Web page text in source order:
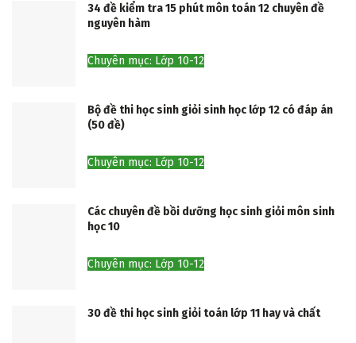
34 đề kiểm tra 15 phút môn toán 12 chuyên đề
nguyên hàm
Chuyên mục: Lớp 10-12
Bộ đề thi học sinh giỏi sinh học lớp 12 có đáp án
(50 đề)
Chuyên mục: Lớp 10-12
Các chuyên đề bồi dưỡng học sinh giỏi môn sinh
học 10
Chuyên mục: Lớp 10-12
30 đề thi học sinh giỏi toán lớp 11 hay và chất